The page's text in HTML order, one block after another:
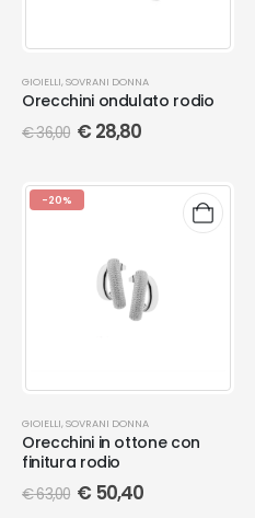
GIOIELLI, SOVRANI DONNA
Orecchini ondulato rodio
€36,00 € 28,80
-20%
GIOIELLI, SOVRANI DONNA
Orecchini in ottone con
finitura rodio
€63,00 € 50,40